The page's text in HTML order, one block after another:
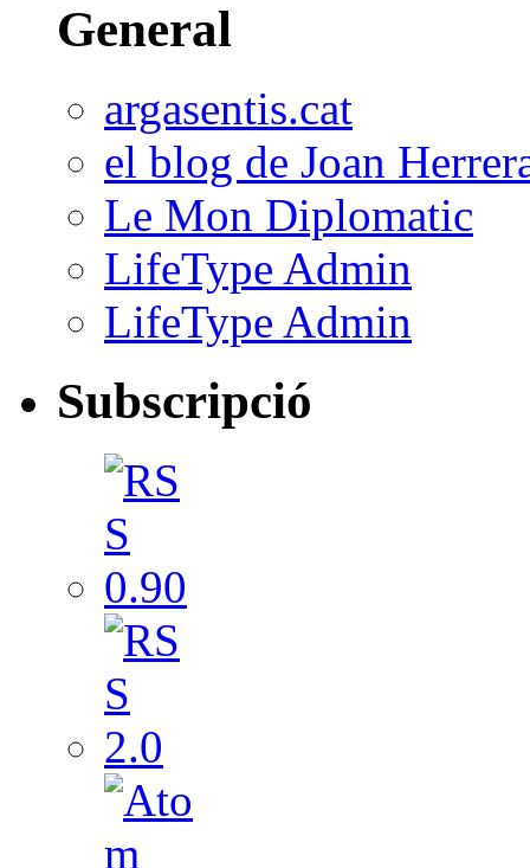
General
argasentis.cat
el blog de Joan
Le Mon Diplomatic
LifeType Admin
LifeType Admin
Subscripció